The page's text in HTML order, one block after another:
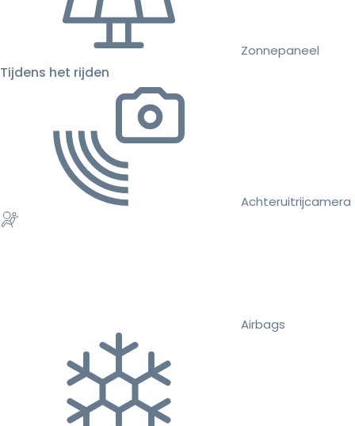
Zonnepaneel
Tijdens het rijden
Achteruitrijcamera
Airbags